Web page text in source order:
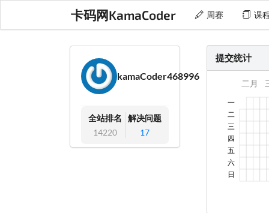
卡码网KamaCoder 周赛 课
kamaCoder468996
全站排名
14220
解决问题
17
提交统计